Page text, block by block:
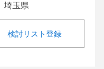
埼玉県
検討リスト登録